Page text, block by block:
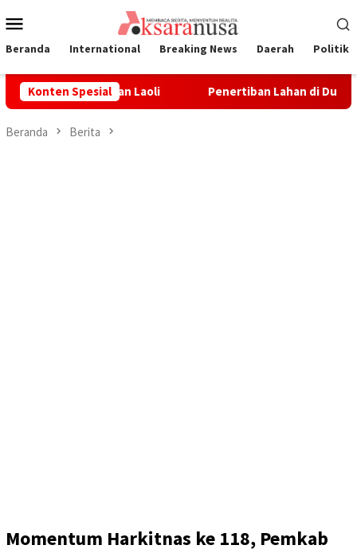
ke
Mobile
Beranda International Breaking News Daerah Politik
Konten Spesial
Lahan Laoli Penertiban Lahan di Dusun Laoli
Beranda Berita
Momentum Harkitnas ke 118, Pemkab